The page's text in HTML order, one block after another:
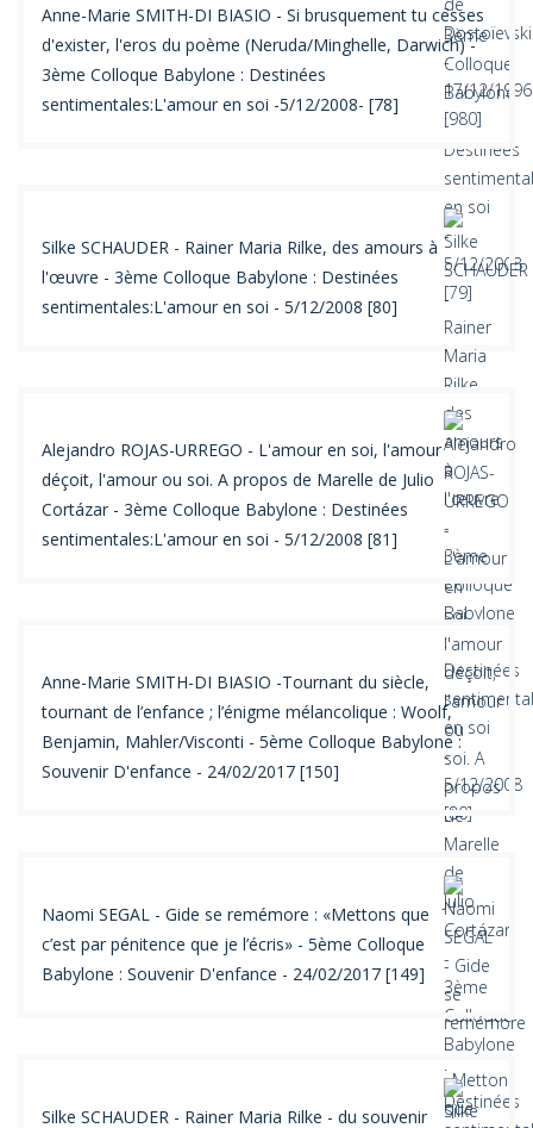
Anne-Marie SMITH-DI BIASIO - Si brusquement tu cesses
d'exister, l'eros du poème (Neruda/Minghelle, Darwich) -
3ème Colloque Babylone : Destinées
sentimentales:L'amour en soi -5/12/2008- [78]
Silke SCHAUDER - Rainer Maria Rilke, des amours à
l'œuvre - 3ème Colloque Babylone : Destinées
sentimentales:L'amour en soi - 5/12/2008 [80]
Alejandro ROJAS-URREGO - L'amour en soi, l'amour
déçoit, l'amour ou soi. A propos de Marelle de Julio
Cortázar - 3ème Colloque Babylone : Destinées
sentimentales:L'amour en soi - 5/12/2008 [81]
Anne-Marie SMITH-DI BIASIO -Tournant du siècle,
tournant de l’enfance ; l’énigme mélancolique : Woolf,
Benjamin, Mahler/Visconti - 5ème Colloque Babylone :
Souvenir D'enfance - 24/02/2017 [150]
Naomi SEGAL - Gide se remémore : «Mettons que
c’est par pénitence que je l’écris» - 5ème Colloque
Babylone : Souvenir D'enfance - 24/02/2017 [149]
Silke SCHAUDER - Rainer Maria Rilke - du souvenir